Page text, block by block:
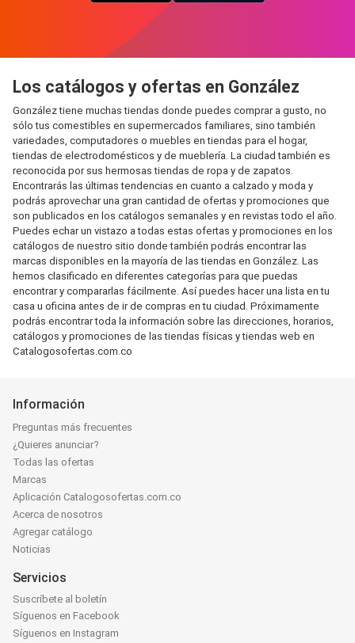
Los catálogos y ofertas en González
González tiene muchas tiendas donde puedes comprar a gusto, no
sólo tus comestibles en supermercados familiares, sino también
variedades, computadores o muebles en tiendas para el hogar,
tiendas de electrodomésticos y de mueblería. La ciudad también es
reconocida por sus hermosas tiendas de ropa y de zapatos.
Encontrarás las últimas tendencias en cuanto a calzado y moda y
podrás aprovechar una gran cantidad de ofertas y promociones que
son publicados en los catálogos semanales y en revistas todo el año.
Puedes echar un vistazo a todas estas ofertas y promociones en los
catálogos de nuestro sitio donde también podrás encontrar las
marcas disponibles en la mayoría de las tiendas en González. Las
hemos clasificado en diferentes categorías para que puedas
encontrar y compararlas fácilmente. Así puedes hacer una lista en tu
casa u oficina antes de ir de compras en tu ciudad. Próximamente
podrás encontrar toda la información sobre las direcciones, horarios,
catálogos y promociones de las tiendas físicas y tiendas web en
Catalogosofertas.com.co
Información
Preguntas más frecuentes
¿Quieres anunciar?
Todas las ofertas
Marcas
Aplicación Catalogosofertas.com.co
Acerca de nosotros
Agregar catálogo
Noticias
Servicios
Suscríbete al boletín
Síguenos en Facebook
Síguenos en Instagram